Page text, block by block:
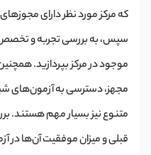
که مرکز مورد نظر دارای
سپس، به بررسی تجربه و
موجود در مرکز بپردازید.
مجهز، دسترسی به آزمون‌های
متنوع نیز بسیار مهم هستند.
قبلی و میزان موفقیت آن‌ها در